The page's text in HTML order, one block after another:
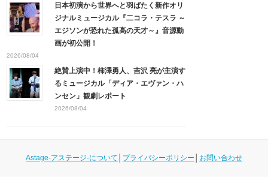
日本初演から世界へと羽ばたく新作オリ
ジナルミュージカル『二コラ・テスラ ～
エジソンが恐れた孤高の天才～』音源動
画が初公開！
2026/08/04
絶賛上演中！柿澤勇人、吉沢 亮が主演す
るミュージカル「ディア・エヴァン・ハ
ンセン」観劇レポート
2026/08/04
Astage-アステージ-について プライバシーポリシー お問い合わせ